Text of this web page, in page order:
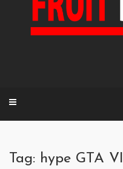
Tag: hype GTA VI